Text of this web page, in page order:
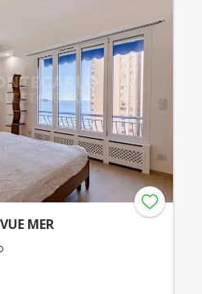
MER